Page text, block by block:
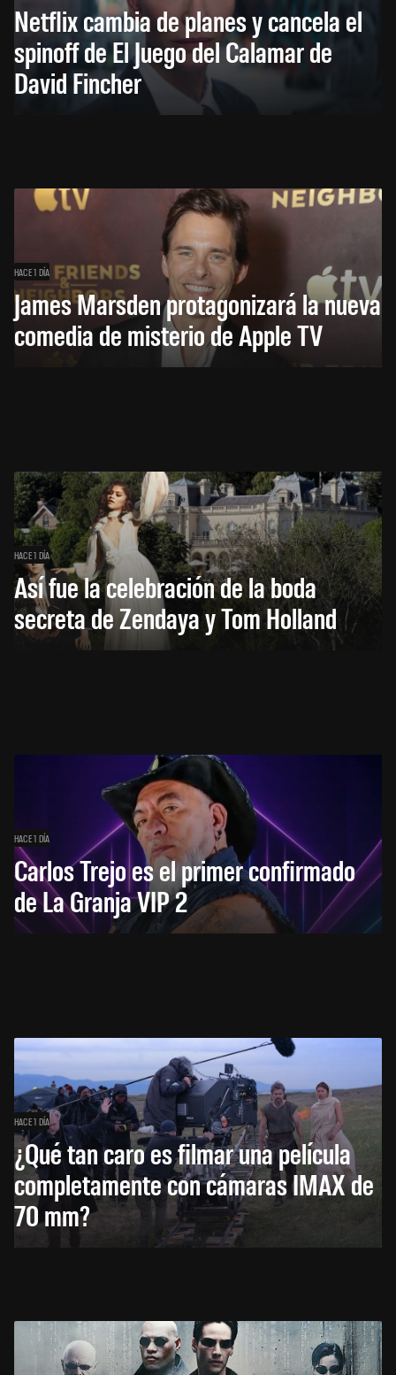
Netflix cambia de planes y cancela el
spinoff de El Juego del Calamar de
David Fincher
HACE 1 DÍA
James Marsden protagonizará la nueva
comedia de misterio de Apple TV
HACE 1 DÍA
Así fue la celebración de la boda
secreta de Zendaya y Tom Holland
HACE 1 DÍA
Carlos Trejo es el primer confirmado
de La Granja VIP 2
HACE 1 DÍA
¿Qué tan caro es filmar una película
completamente con cámaras IMAX de
70 mm?